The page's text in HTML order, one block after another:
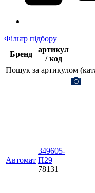
Фільтр підбору
Бренд
артикул
/ код
Пошук за артикулом
Автомат
349605-
П29
78131